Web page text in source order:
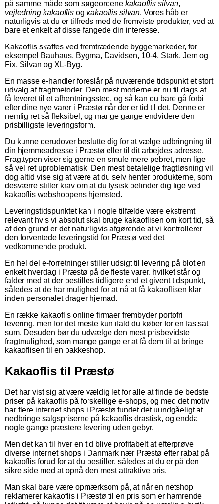
på samme måde som søgeordene kakaoflis silvan,
vejledning kakaoflis og kakaoflis silvan. Vores håb er
naturligvis at du er tilfreds med de fremviste produkter, ved at
bare et enkelt af disse fangede din interesse.
Kakaoflis skaffes ved fremtrædende byggemarkeder, for
eksempel Bauhaus, Bygma, Davidsen, 10-4, Stark, Jem og
Fix, Silvan og XL-Byg.
En masse e-handler foreslår på nuværende tidspunkt et stort
udvalg af fragtmetoder. Den mest moderne er nu til dags at
få leveret til et afhentningssted, og så kan du bare gå forbi
efter dine nye varer i Præstø når der er tid til det. Denne er
nemlig ret så fleksibel, og mange gange endvidere den
prisbilligste leveringsform.
Du kunne derudover beslutte dig for at vælge udbringning til
din hjemmeadresse i Præstø eller til dit arbejdes adresse.
Fragttypen viser sig gerne en smule mere pebret, men lige
så vel ret uproblematisk. Den mest betalelige fragtløsning vil
dog altid vise sig at være at du selv henter produkterne, som
desværre stiller krav om at du fysisk befinder dig lige ved
kakaoflis webshoppens hjemsted.
Leveringstidspunktet kan i nogle tilfælde være ekstremt
relevant hvis vi absolut skal bruge kakaoflisen om kort tid, så
af den grund er det naturligvis afgørende at vi kontrollerer
den forventede leveringstid for Præstø ved det
vedkommende produkt.
En hel del e-forretninger stiller udsigt til levering på blot en
enkelt hverdag i Præstø på de fleste varer, hvilket står og
falder med at der bestilles tidligere end et givent tidspunkt,
således at de har mulighed for at nå at få kakaoflisen klar
inden personalet drager hjemad.
En række kakaoflis online firmaer frembyder portofri
levering, men for det meste kun ifald du køber for en fastsat
sum. Desuden bør du udvælge den mest prisbevidste
fragtmulighed, som mange gange er at få dem til at bringe
kakaoflisen til en pakkeshop.
Kakaoflis til Præstø
Det har vist sig at være vældig let for alle at finde de bedste
priser på kakaoflis på forskellige e-shops, og med det motiv
har flere internet shops i Præstø fundet det uundgåeligt at
nedbringe salgspriserne på kakaoflis drastisk, og endda
nogle gange præstere levering uden gebyr.
Men det kan til hver en tid blive profitabelt at efterprøve
diverse internet shops i Danmark nær Præstø efter rabat på
kakaoflis forud for at du bestiller, således at du er på den
sikre side med at opnå den mest attraktive pris.
Man skal bare være opmærksom på, at når en netshop
reklamerer kakaoflis i Præstø til en pris som er hamrende